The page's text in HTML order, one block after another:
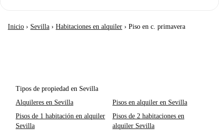
Inicio › Sevilla › Habitaciones en alquiler › Piso en c. primavera
Tipos de propiedad en Sevilla
Alquileres en Sevilla
Pisos en alquiler en Sevilla
Pisos de 1 habitación en alquiler
Sevilla
Pisos de 2 habitaciones en
alquiler Sevilla